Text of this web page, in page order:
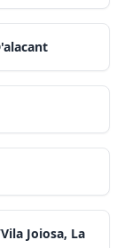
Joiosa, La